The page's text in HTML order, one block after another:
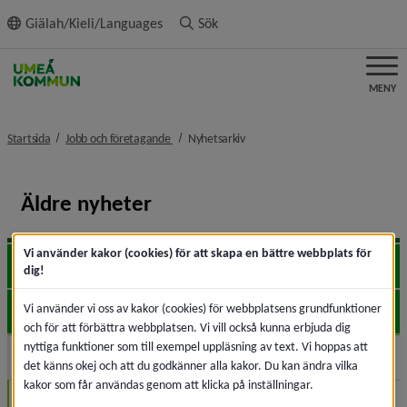
innehållet
Giälah/Kieli/Languages Sök
MENY
Startsida Jobb och företagande nivå i brödsmulenavigeringen
Nyhetsarkivnivå i brödsmulenavigeringen
Äldre nyheter
2026
2025
2024
Vi använder kakor (cookies) för att skapa en bättre webbplats för
dig!
Vi använder vi oss av kakor (cookies) för webbplatsens grundfunktioner
och för att förbättra webbplatsen. Vi vill också kunna erbjuda dig
nyttiga funktioner som till exempel uppläsning av text. Vi hoppas att
det känns okej och att du godkänner alla kakor. Du kan ändra vilka
kakor som får användas genom att klicka på inställningar.